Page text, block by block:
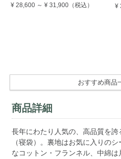
¥ 28,600～ ¥ 31,900（税込）
¥
おすすめ商品
商品詳細
長年にわたり人気の、高品質を
（寝袋）。裏地はお気に入りの
なコットン・フランネル、中綿